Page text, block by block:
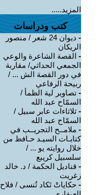
المزيد.....
كتب ودراسات
-
ديوان 24 شعر / منصور
الريكان
- القصة الشاعرة والوعي
الجمعي الحداثي/ مقاربة
في دور القصة الش ... /
ربيحة الرفاعي
- تصاوير لية الظمأ /
السمّاح عبد الله
- ثلاثاءات عابر سبيل /
السمّاح عبد الله
- ملامــح التجريــب في
كتابـات السيـد حـافظ من
خلال روايته يو ... /
سلسبيل كريبع
- قناديل الحكمة / د. خالد
زغريت
- حكاياتْ تَكاد تُنسى / فلاح